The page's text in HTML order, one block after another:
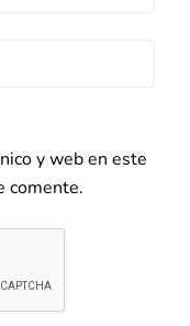
y web en este
comente.